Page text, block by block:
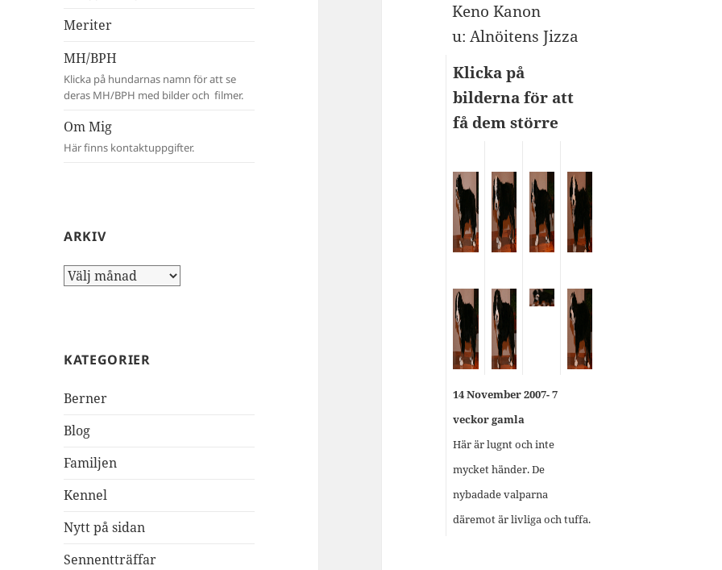
Meriter
MH/BPH
Klicka på hundarnas namn för att se
deras MH/BPH med bilder och filmer.
Om Mig
Här finns kontaktuppgifter.
ARKIV
Arkiv
KATEGORIER
Berner
Blog
Familjen
Kennel
Nytt på sidan
Sennentträffar
Keno Kanon
u: Alnöitens Jizza
Klicka på
bilderna för att
få dem större
14 November 2007- 7
veckor gamla
Här är lugnt och inte
mycket händer. De
nybadade valparna
däremot är livliga och tuffa.